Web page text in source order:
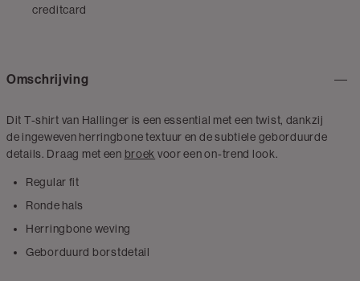
creditcard
Omschrijving
Dit T-shirt van Hallinger is een essential met een twist, dankzij
de ingeweven herringbone textuur en de subtiele geborduurde
details. Draag met een broek voor een on-trend look.
Regular fit
Ronde hals
Herringbone weving
Geborduurd borstdetail